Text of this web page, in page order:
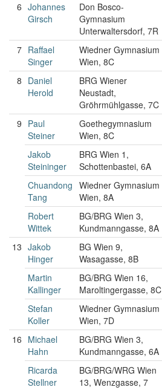
6 Johannes
Girsch
Don Bosco-
Gymnasium
Unterwaltersdorf, 7R
7 Raffael
Singer
Wiedner Gymnasium
Wien, 8C
8 Daniel
Herold
BRG Wiener
Neustadt,
Gröhrmühlgasse, 7C
9 Paul
Steiner
Goethegymnasium
Wien, 8C
Jakob
Steininger
BRG Wien 1,
Schottenbastei, 6A
Chuandong
Tang
Wiedner Gymnasium
Wien, 8A
Robert
Wittek
BG/BRG Wien 3,
Kundmanngasse, 8A
13 Jakob
Hinger
BG Wien 9,
Wasagasse, 8B
Martin
Kallinger
BG/BRG Wien 16,
Maroltingergasse, 8C
Stefan
Koller
Wiedner Gymnasium
Wien, 7D
16 Michael
Hahn
BG/BRG Wien 3,
Kundmanngasse, 6A
Ricarda
Stellner
BG/BRG/WRG Wien
13, Wenzgasse, 7